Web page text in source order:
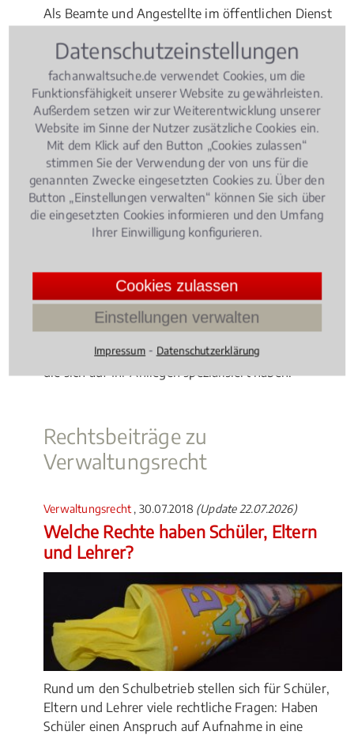
Als Beamte und Angestellte im öffentlichen Dienst
kennen Sie auch Ihre Rechte? Nutzen Sie lieber die
speziellen Kenntnisse eines Fachanwalts im Bereich
Polizeirecht,Soldatenrecht, bei
Verwaltungsverfahren oder dem Vorwurf einer
Amtspflichtverletzung und kontaktieren Sie dazu
einen Fachanwalt vor Ort in München Solln.
Weitere Bereiche im
Verwaltungsrecht
umfangreich, das reicht vom
Personenstands-/Namensrecht bis zum
Organstreitverfahren. Fragen Sie den kontaktierten
Fachanwalt nach seinen Erfahrungen in eben jenem
Bereich. Er oder sie kennt im Zweifelsfall Kollegen,
die sich auf Ihr Anliegen spezialisiert haben.
Rechtsbeiträge zu
Verwaltungsrecht
Verwaltungsrecht , 30.07.2018 (Update 22.07.2026)
Welche Rechte haben Schüler, Eltern
und Lehrer?
Rund um den Schulbetrieb stellen sich für Schüler,
Eltern und Lehrer viele rechtliche Fragen: Haben
Schüler einen Anspruch auf Aufnahme in eine
Datenschutzeinstellungen
fachanwaltsuche.de verwendet Cookies, um die
Funktionsfähigkeit unserer Website zu gewährleisten.
Außerdem setzen wir zur Weiterentwicklung unserer
Website im Sinne der Nutzer zusätzliche Cookies ein.
Mit dem Klick auf den Button „Cookies zulassen“
stimmen Sie der Verwendung der von uns für die
genannten Zwecke eingesetzten Cookies zu. Über den
Button „Einstellungen verwalten“ können Sie sich über
die eingesetzten Cookies informieren und den Umfang
Ihrer Einwilligung konfigurieren.
Cookies zulassen
Einstellungen verwalten
Impressum ⁃ Datenschutzerklärung